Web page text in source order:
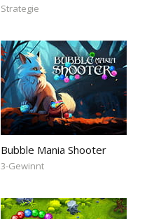
Strategie
Bubble Mania Shooter
3-Gewinnt